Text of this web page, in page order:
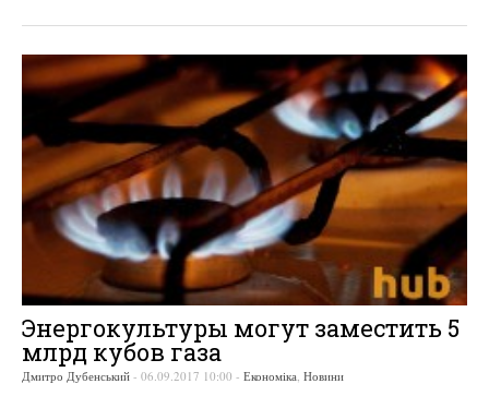
Энергокультуры могут заместить 5
млрд кубов газа
Дмитро Дубенський - 06.09.2017 10:00 - Економіка, Новини